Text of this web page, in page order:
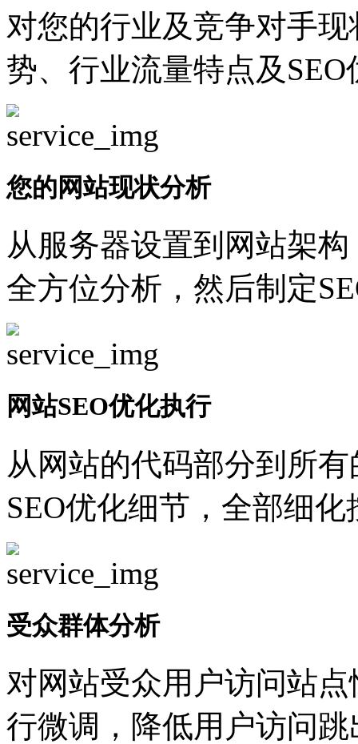
对您的行业及竞争对手
势、行业流量特点及
您的网站现状分析
从服务器设置到网站架
全方位分析，然后制定
网站SEO优化执行
从网站的代码部分到所
SEO优化细节，全部细
受众群体分析
对网站受众用户访问站
行微调，降低用户访问